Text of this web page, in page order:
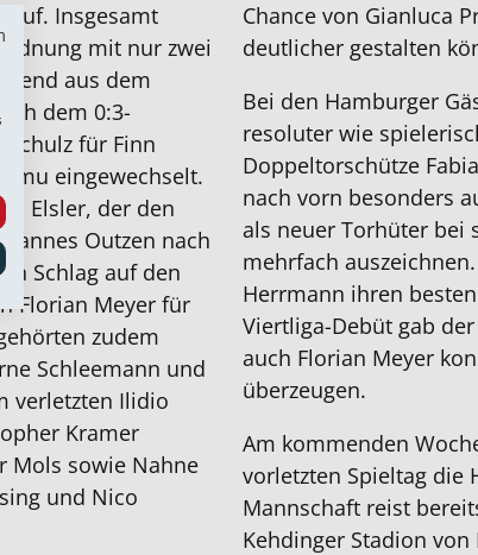
auf. Insgesamt
mit nur zwei
aus dem
dem 0:3-
für Finn
eingewechselt.
Elsler, der den
Outzen nach
Schlag auf den
Florian Meyer für
zudem
Schleemann und
verletzten Ilidio
Kramer
Mols sowie Nahne
und Nico
Chance von Gianluca
deutlicher gestalten
Bei den Hamburger
resoluter wie
Doppeltorschütze
nach vorn besonders
als neuer Torhüter bei
mehrfach
Herrmann ihren
Viertliga-Debüt gab
auch Florian Meyer
überzeugen.
Am kommenden
vorletzten Spieltag die
Mannschaft reist
Kehdinger Stadion